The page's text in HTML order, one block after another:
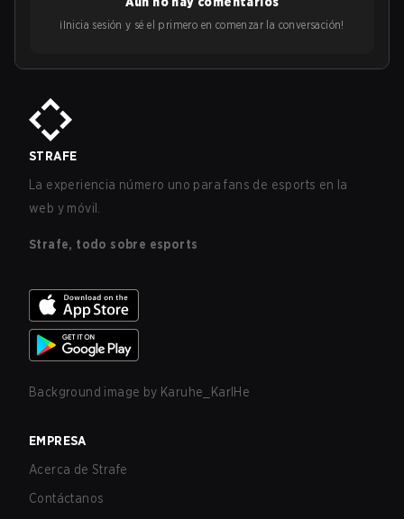
¡Inicia sesión y sé el primero en comenzar la conversación!
STRAFE
La experiencia número uno para fans de esports en la
web y móvil.
Strafe, todo sobre esports
Background image by Karuhe_KarlHe
EMPRESA
Acerca de Strafe
Contáctanos